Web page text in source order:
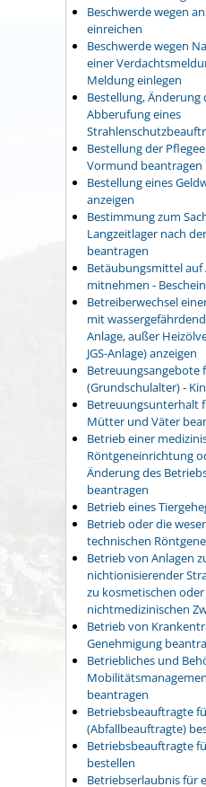
Beschwerde wegen
einreichen
Beschwerde wegen
einer
Meldung einlegen
Bestellung,
Abberufung eines
Bestellung der
Vormund beantragen
Bestellung eines
anzeigen
Bestimmung zum
Langzeitlager nach
beantragen
Betäubungsmittel auf
mitnehmen -
Betreiberwechsel
mit
Anlage, außer
JGS-Anlage) anzeigen
Betreuungsangebote
(Grundschulalter) -
Betreuungsunterhalt
Mütter und Väter
Betrieb einer
Röntgeneinrichtung
Änderung des
beantragen
Betrieb eines
Betrieb oder die
technischen
Betrieb von Anlagen
nichtionisierender
zu kosmetischen
nichtmedizinischen
Betrieb von
Genehmigung
Betriebliches und
beantragen
Betriebsbeauftragte
(Abfallbeauftragte)
Betriebsbeauftragte
bestellen
Betriebserlaubnis für